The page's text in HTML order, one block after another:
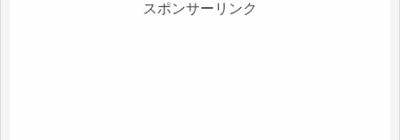
スポンサーリンク